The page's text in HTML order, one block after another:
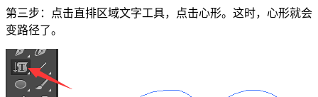
第三步：点击直排区域文字工具，点击心形。这时，心形就会
变路径了。